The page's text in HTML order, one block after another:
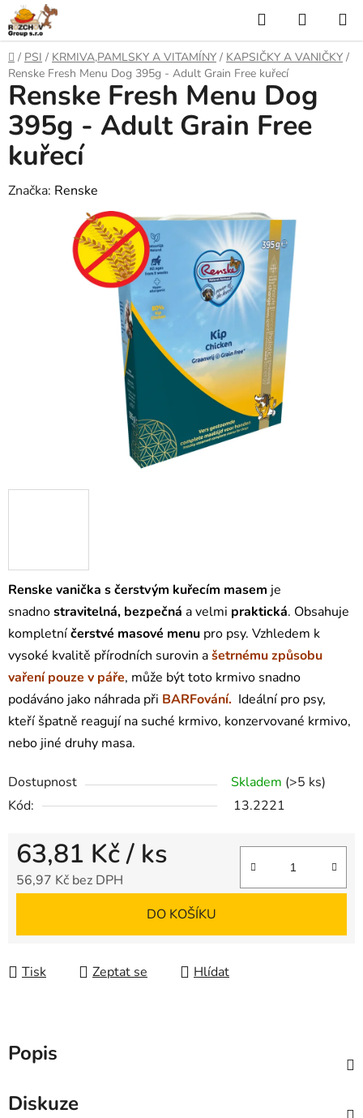
e
l
e
d
a
Á
U
P
D
o
m
ů
/ PSI / KRMIVA,PAMLSKY A VITAMÍNY / KAPSIČKY A VANIČKY /
Renske Fresh Menu Dog 395g - Adult Grain Free kuřecí
Renske vanička s čerstvým kuřecím masem je
snadnostravitelná, bezpečná a velmi praktická. Obsahuje
kompletníčerstvé masové menu pro psy. Vzhledem k
vysoké kvalitě přírodních surovin ašetrnému způsobu
vaření pouze v páře, může být toto krmivo snadno
podáváno jako náhrada při BARFování. Ideální pro psy,
kteří špatně reagují na suché krmivo, konzervované krmivo,
nebo jiné druhy masa.
Dostupnost Skladem (>5 ks)
Kód:
13.2221
63,81 Kč/ ks
56,97 Kč bez DPH
DO KOŠÍKU
Tisk Zeptat se Hlídat
Renske Fresh Menu Dog
395g - Adult Grain Free
kuřecí
Značka: Renske
Popis
Diskuze